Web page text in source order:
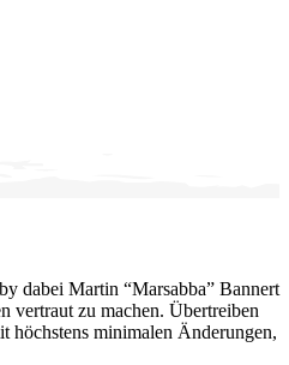
dabei Martin “Marsabba” Bannert
vertraut zu machen. Übertreiben
höchstens minimalen Änderungen,